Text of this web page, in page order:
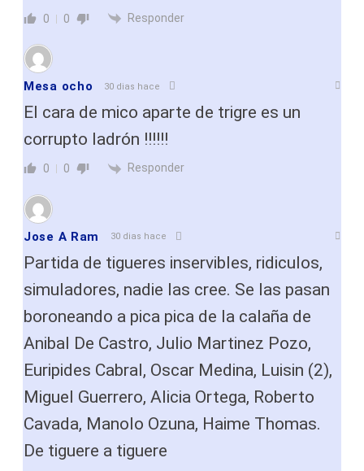
0 0 Responder
Mesa ocho 30 dias hace
El cara de mico aparte de trigre es un
corrupto ladrón !!!!!!
0 0 Responder
Jose A Ram 30 dias hace
Partida de tigueres inservibles, ridiculos,
simuladores, nadie las cree. Se las pasan
boroneando a pica pica de la calaña de
Anibal De Castro, Julio Martinez Pozo,
Euripides Cabral, Oscar Medina, Luisin (2),
Miguel Guerrero, Alicia Ortega, Roberto
Cavada, Manolo Ozuna, Haime Thomas.
De tiguere a tiguere